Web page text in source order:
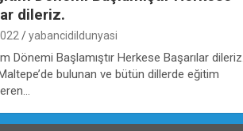
dileriz.
yabancidildunyasi
Dönemi Başlamıştır Herkese Başarılar dileriz.
bulunan ve bütün dillerde eğitim